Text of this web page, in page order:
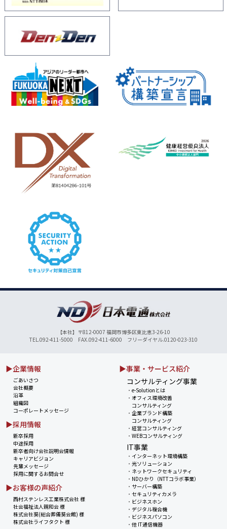
【本社】〒812-0007 福岡市博多区東比恵3-26-10
TEL.092-411-5000 FAX.092-411-6000 フリーダイヤル.0120-023-310
▶企業情報
ごあいさつ
会社概要
沿革
組織図
コーポレートメッセージ
▶採用情報
新卒採用
中途採用
新卒者向け会社説明会情報
キャリアビジョン
先輩メッセージ
採用に関するお問合せ
▶お客様の声紹介
西村ステンレス工業株式会社 様
社会福祉法人親和会 様
株式会社葵(総合葬儀葵会館) 様
株式会社ライフタクト 様
▶事業・サービス紹介
コンサルティング事業
・e-Solutionとは
・オフィス環境改善
コンサルティング
・企業ブランド構築
コンサルティング
・経営コンサルティング
・WEBコンサルティング
IT事業
・ インターネット環境構築
・光ソリューション
・ ネットワークセキュリティ
・ NDひかり（NTTコラボ事業）
・ サーバー構築
・セキュリティカメラ
・ ビジネスホン
・デジタル複合機
・ ビジネスパソコン
・他 IT通信機器